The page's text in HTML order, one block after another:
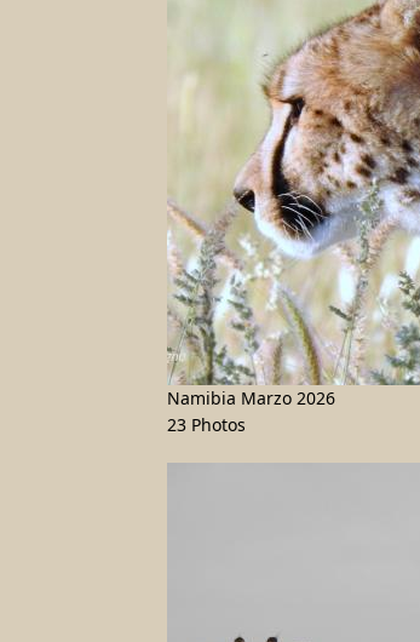
Namibia Marzo 2026
23 Photos